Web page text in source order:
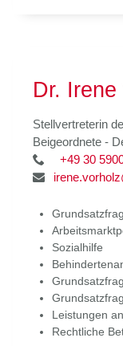
Dr. Irene
Stellvertreterin
Beigeordnete -
+49 30
Sozialhilfe
Leistungen
Rechtliche